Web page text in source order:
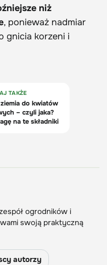
niż
, ponieważ nadmiar
gnicia korzeni i
ogrodników i
swoją praktyczną
autorzy